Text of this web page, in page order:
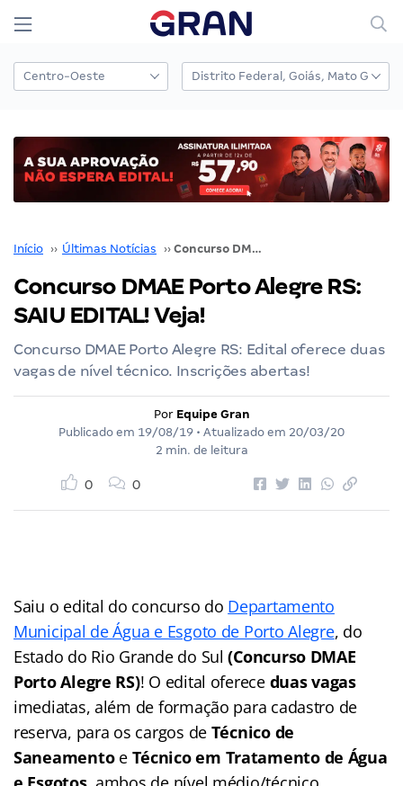
Início ›› Últimas Notícias ›› Concurso DMAE Porto Alegre RS: SAIU EDITAL! Veja!
Concurso DMAE Porto Alegre RS:
SAIU EDITAL! Veja!
Concurso DMAE Porto Alegre RS: Edital oferece duas
vagas de nível técnico. Inscrições abertas!
Por Equipe Gran
Publicado em 19/08/19 • Atualizado em 20/03/20
2 min. de leitura
0 0
Saiu o edital do concurso do Departamento
Municipal de Água e Esgoto de Porto Alegre, do
Estado do Rio Grande do Sul(Concurso DMAE
Porto Alegre RS)! O edital oferece duas vagas
imediatas, além de formação para cadastro de
reserva, para os cargos de Técnico de
Saneamentoe Técnico em Tratamento de Água